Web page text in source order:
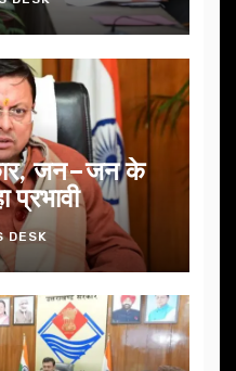
जन–जन के
प्रभावी
DESK